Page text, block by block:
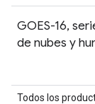
GOES-16,
de nubes y
Todos los